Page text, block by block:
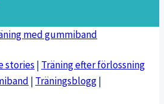
stories | Träning efter förlossning
| Träningsblogg|